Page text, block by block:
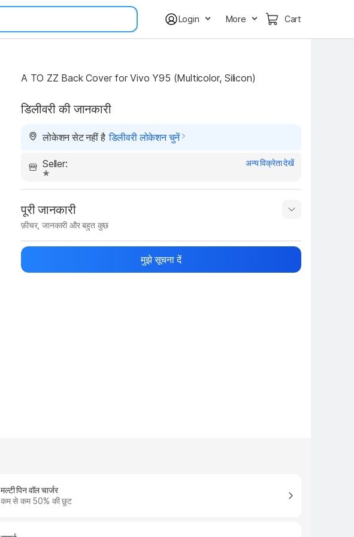
Login More Cart
A TO ZZ Back Cover for Vivo Y95 (Multicolor, Silicon)
डिलीवरी की जानकारी
लोकेशन सेट नहीं है डिलीवरी लोकेशन चुनें
Seller: अन्य विक्रेता देखें
पूरी जानकारी
फ़ीचर, जानकारी और बहुत कुछ
Show More
मुझे सूचना दें
मल्टी पिन वॉल चार्जर
कम से कम 50% की छूट